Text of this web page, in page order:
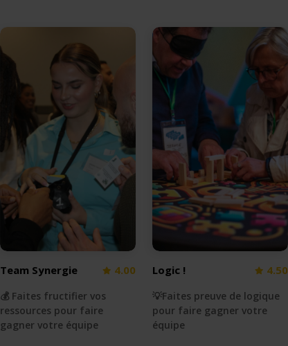
Team Synergie 4.00
💰 Faites fructifier vos
ressources pour faire
gagner votre équipe
Logic ! 4.50
💡Faites preuve de logique
pour faire gagner votre
équipe